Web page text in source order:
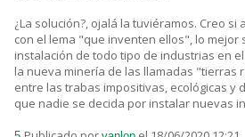
¿La solución?, ojalá la tuviéramos. Creo si
con el lema "que inventen ellos", lo mejor
instalación de todo tipo de industrias en
la nueva minería de las llamadas "tierras
entre las trabas impositivas, ecológicas y
que nadie se decida por instalar nuevas